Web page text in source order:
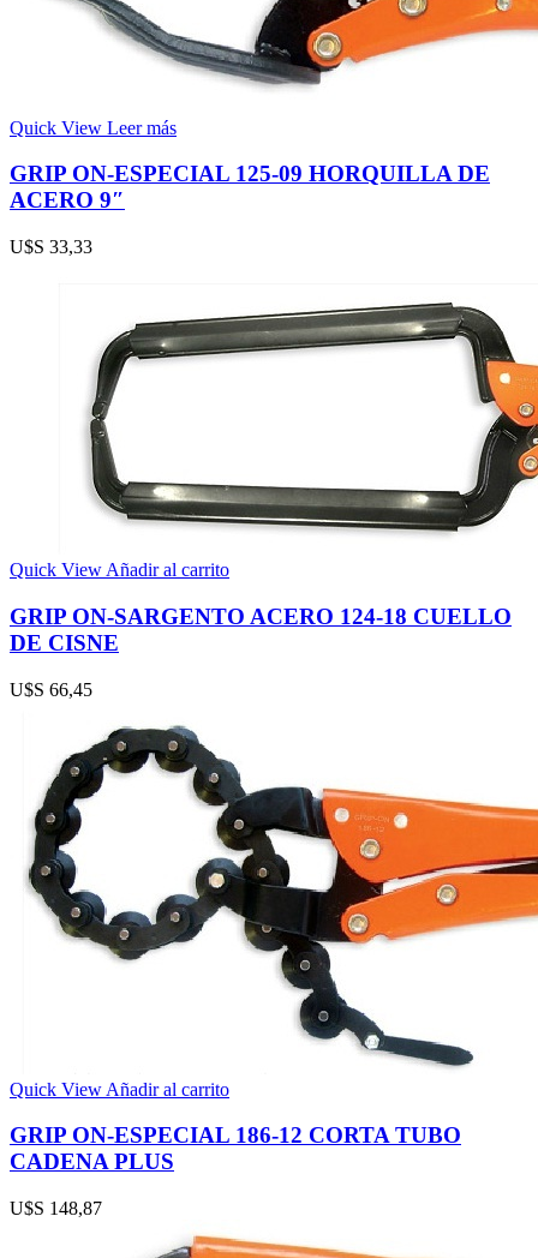
Quick View Leer más
GRIP ON-ESPECIAL 125-09 HORQUILLA DE
ACERO 9″
U$S 33,33
Quick View Añadir al carrito
GRIP ON-SARGENTO ACERO 124-18 CUELLO
DE CISNE
U$S 66,45
Quick View Añadir al carrito
GRIP ON-ESPECIAL 186-12 CORTA TUBO
CADENA PLUS
U$S 148,87